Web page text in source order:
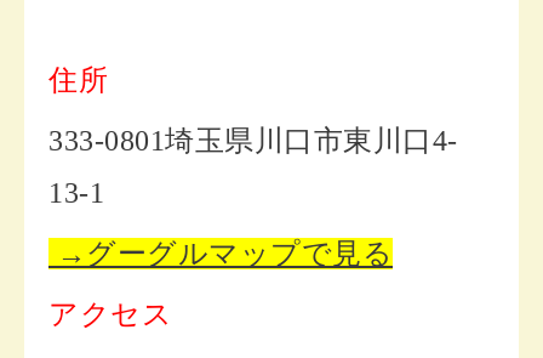
住所
333-0801埼玉県川口市東川口4-
13-1
→グーグルマップで見る
アクセス